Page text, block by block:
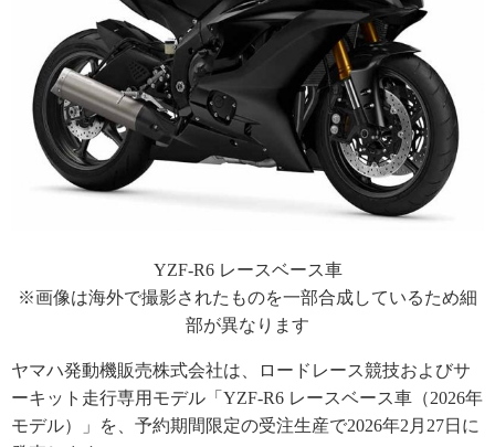
YZF-R6 レースベース車
※画像は海外で撮影されたものを一部合成しているため細
部が異なります
ヤマハ発動機販売株式会社は、ロードレース競技およびサ
ーキット走行専用モデル「YZF-R6 レースベース車（2026年
モデル）」を、予約期間限定の受注生産で2026年2月27日に